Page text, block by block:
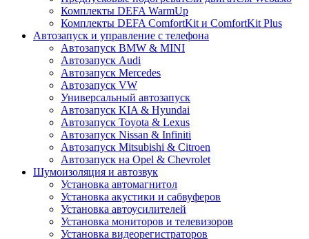
Комплекты DEFA WarmUp
Комплекты DEFA ComfortKit и ComfortKit Plus
Автозапуск и управление с телефона
Автозапуск BMW & MINI
Автозапуск Audi
Автозапуск Mercedes
Автозапуск VW
Универсальный автозапуск
Автозапуск KIA & Hyundai
Автозапуск Toyota & Lexus
Автозапуск Nissan & Infiniti
Автозапуск Mitsubishi & Citroen
Автозапуск на Opel & Chevrolet
Шумоизоляция и автозвук
Установка автомагнитол
Установка акустики и сабвуферов
Установка автоусилителей
Установка мониторов и телевизоров
Установка видеорегистраторов